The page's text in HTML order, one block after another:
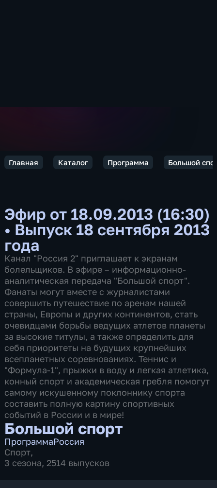
Главная Каталог Программа Большой
Эфир от 18.09.2013 (16:30)
• Выпуск 18 сентября 2013
года
Канал "Россия 2" приглашает к экранам
болельщиков. В эфире – информационно-
аналитическая передача "Большой спорт".
Фанаты могут вместе с журналистами
совершить путешествие по аренам нашей
страны, Европы и других континентов, стать
очевидцами борьбы ведущих атлетов планеты
за высокие титулы, а также определить для
себя приоритеты на будущих крупнейших
всепланетных соревнованиях. Теннис и
"Формула-1", прыжки в воду и легкая атлетика,
конный спорт и академическая гребля помогут
самому искушенному поклоннику спорта
составить полную картину спортивных
событий в России и в мире!
Большой спорт
ПрограммаРоссия
Спорт,
3 сезона, 2514 выпусков